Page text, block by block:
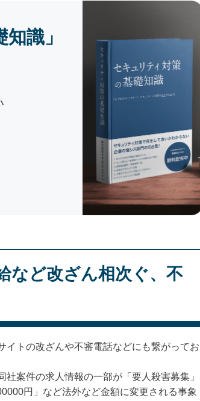
識」
など改ざん相次ぐ、不
イトの改ざんや不審電話などにも繋がってお
案件の求人情報の一部が「要人殺害募集」
円」など法外など金額に変更される事象